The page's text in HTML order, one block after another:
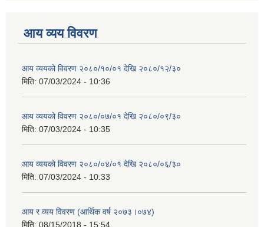
आय व्यय विवरण
आय व्ययको विवरण २०८०/१०/०१ देखि २०८०/१२/३०
मिति: 07/03/2024 - 10:36
आय व्ययको विवरण २०८०/०७/०१ देखि २०८०/०९/३०
मिति: 07/03/2024 - 10:35
आय व्ययको विवरण २०८०/०४/०१ देखि २०८०/०६/३०
मिति: 07/03/2024 - 10:33
आय र व्यय विवरण (आर्थिक वर्ष २०७३।०७४)
मिति: 08/15/2018 - 15:54